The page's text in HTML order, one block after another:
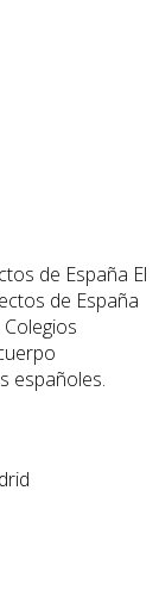
El
de España
españoles.